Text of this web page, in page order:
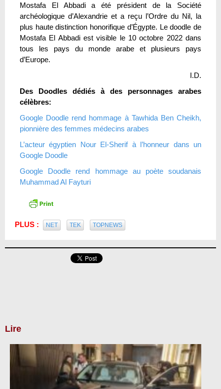
Mostafa El Abbadi a été président de la Société
archéologique d’Alexandrie et a reçu l’Ordre du Nil, la
plus haute distinction honorifique d’Égypte. Le doodle de
Mostafa El Abbadi est visible le 10 octobre 2022 dans
tous les pays du monde arabe et plusieurs pays
d’Europe.
I.D.
Des Doodles dédiés à des personnages arabes
célèbres:
Google Doodle rend hommage à Tawhida Ben Cheikh,
pionnière des femmes médecins arabes
L’acteur égyptien Nour El-Sherif à l’honneur dans un
Google Doodle
Google Doodle rend hommage au poète soudanais
Muhammad Al Fayturi
PLUS : NET TEK TOPNEWS
Lire